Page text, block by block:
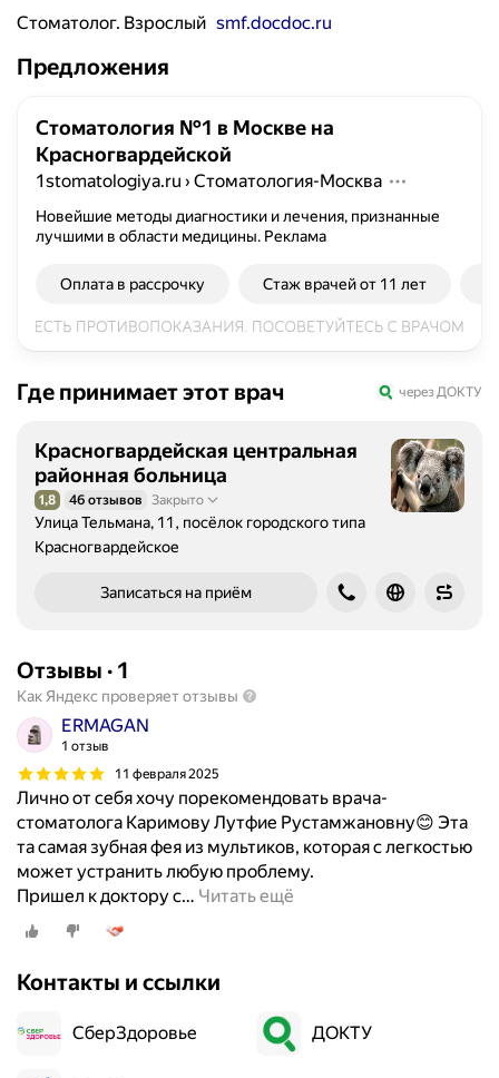
Стоматолог. Взрослый smf.docdoc.ru
Предложения
Стоматология №1 в Москве на
Красногвардейской
1stomatologiya.ru › Стоматология-Москва
Новейшие методы диагностики и лечения, признанные
лучшими в области медицины. Реклама
Оплата в рассрочку Стаж врачей от 11 лет
Где принимает этот врач через ДОКТУ
Красногвардейская центральная
районная больница
Рейтинг 1,8 из 5
1,8 46 отзывов Закрыто
Улица Тельмана, 11, посёлок городского типа
Красногвардейское
Записаться на приём
Отзывы · 1
Как Яндекс проверяет отзывы
ERMAGAN
1 отзыв
11 февраля 2025
Лично от себя хочу порекомендовать врача-
стоматолога Каримову Лутфие Рустамжановну😊 Эта
та самая зубная фея из мультиков, которая с легкостью
может устранить любую проблему.
Пришел к доктору с… Читать ещё
Контакты и ссылки
СберЗдоровье ДОКТУ